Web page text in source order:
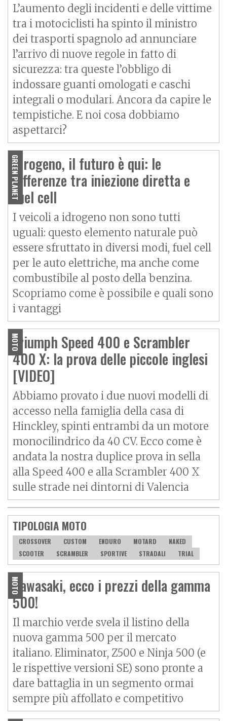
L’aumento degli incidenti e delle vittime
tra i motociclisti ha spinto il ministro
dei trasporti spagnolo ad annunciare
l’arrivo di nuove regole in fatto di
sicurezza: tra queste l’obbligo di
indossare guanti omologati e caschi
integrali o modulari. Ancora da capire le
tempistiche. E noi cosa dobbiamo
aspettarci?
GREEN PLANET
Idrogeno, il futuro è qui: le
differenze tra iniezione diretta e
fuel cell
I veicoli a idrogeno non sono tutti
uguali: questo elemento naturale può
essere sfruttato in diversi modi, fuel cell
per le auto elettriche, ma anche come
combustibile al posto della benzina.
Scopriamo come è possibile e quali sono
i vantaggi
MOTO
Triumph Speed 400 e Scrambler
400 X: la prova delle piccole inglesi
[VIDEO]
Abbiamo provato i due nuovi modelli di
accesso nella famiglia della casa di
Hinckley, spinti entrambi da un motore
monocilindrico da 40 CV. Ecco come è
andata la nostra duplice prova in sella
alla Speed 400 e alla Scrambler 400 X
sulle strade nei dintorni di Valencia
TIPOLOGIA MOTO
CROSSOVER CUSTOM ENDURO MOTARD
NAKED
SCOOTER
SCRAMBLER SPORTIVE STRADALI TRIAL
MOTO
Kawasaki, ecco i prezzi della gamma
500!
Il marchio verde svela il listino della
nuova gamma 500 per il mercato
italiano. Eliminator, Z500 e Ninja 500 (e
le rispettive versioni SE) sono pronte a
dare battaglia in un segmento ormai
sempre più affollato e competitivo